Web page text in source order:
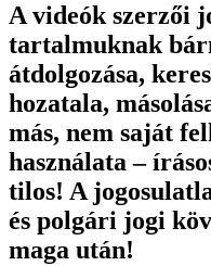
A videók szerzői
tartalmuknak
átdolgozása,
hozatala,
más, nem saját
használata –
tilos! A
és polgári jogi
maga után!